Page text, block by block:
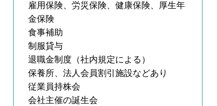
雇用保険、労災保険、健康保険、厚生年
金保険
食事補助
制服貸与
退職金制度（社内規定による）
保養所、法人会員割引施設などあり
従業員持株会
会社主催の誕生会